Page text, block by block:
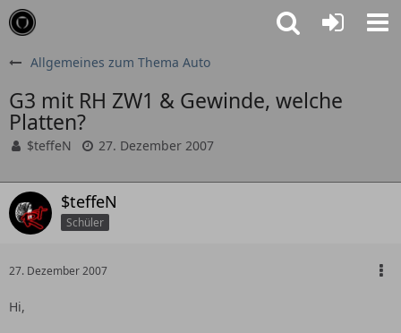
Allgemeines zum Thema Auto
G3 mit RH ZW1 & Gewinde, welche
Platten?
$teffeN 27. Dezember 2007
$teffeN
Schüler
27. Dezember 2007
Hi,